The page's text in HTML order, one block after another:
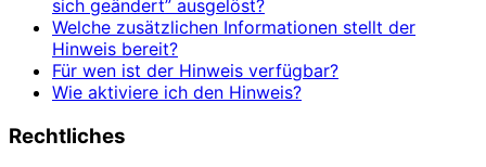
sich geändert” ausgelöst?
Welche zusätzlichen Informationen stellt der
Hinweis bereit?
Für wen ist der Hinweis verfügbar?
Wie aktiviere ich den Hinweis?
Rechtliches